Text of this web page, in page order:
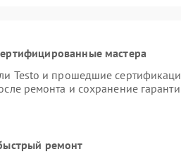
мастера
Testo и прошедшие
ремонта и сохранение
ремонт